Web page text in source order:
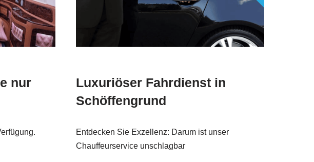
nur
Luxuriöser Fahrdienst in
Schöffengrund
Entdecken Sie Exzellenz: Darum ist unser
Chauffeurservice unschlagbar